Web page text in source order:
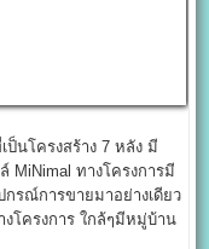
นโครงสร้าง 7 หลัง มี
MiNimal ทางโครงการมี
กรณ์การขายมาอย่างเดียว
โครงการ ใกล้ๆมีหมู่บ้าน